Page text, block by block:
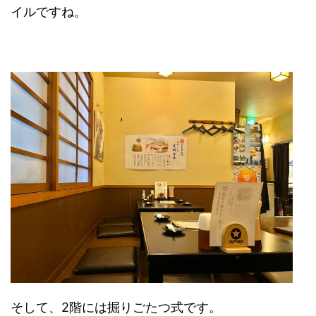
イルですね。
そして、2階には掘りごたつ式です。